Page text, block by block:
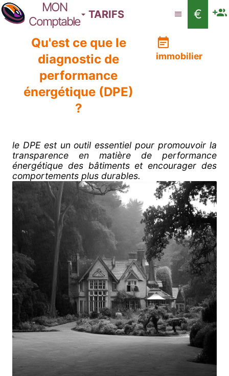
MON
Comptable
TARIFS
€
Qu'est ce que le
diagnostic de
performance
énergétique (DPE)
?
immobilier
le DPE est un outil essentiel pour promouvoir la
transparence en matière de performance
énergétique des bâtiments et encourager des
comportements plus durables.